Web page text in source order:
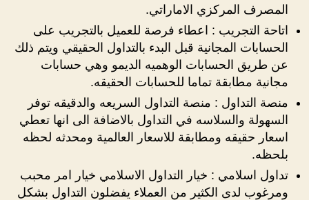
المصرف المركزي الاماراتي.
اتاحة التجريب : اعطاء فرصة للعميل بالتجريب على
الحسابات المجانية قبل البدء بالتداول الحقيقي ويتم ذلك
عن طريق الحسابات الوهميه الديمو وهي حسابات
مجانية مطابقة تماما للحسابات الحقيقه.
منصة التداول : منصة التداول السريعه والدقيقه توفر
السهولة والسلاسه في التداول بالاضافة الى انها تعطي
اسعار حقيقه ومطابقة للاسعار العالمية ومحدثه لحظه
بلحظه.
تداول اسلامي : خيار التداول الاسلامي خيار امر محبب
ومرغوب لدى الكثير من العملاء يفضلون التداول بشكل